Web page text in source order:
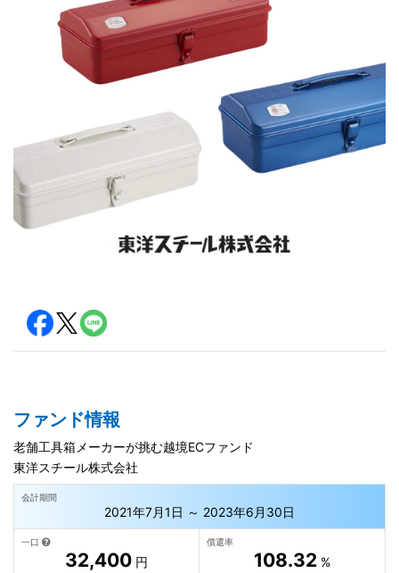
ファンド情報
老舗工具箱メーカーが挑む越境ECファンド
東洋スチール株式会社
会計期間
2021年7月1日 ～ 2023年6月30日
一口
32,400 円
償還率
108.32 %